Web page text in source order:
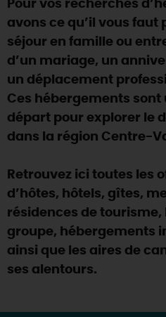
TOUTES LES
Visitesgourmandeset
Vins etvignobles
Chic, une aire de pique-
Par ici lesguinguettes
Que rapporter du Loiret ?
La Route desMétiers d'Art
TOUT L'ART
Des vacances
(re)Découvrir les
Expérimenterles
Une saison
Rendez-vous de
Des sorties en
Programme des
Où
SE REPÉRER,
INFOS &
RÉSERVER
Pour vos recherches
avons ce qu’il vous
séjour en famille ou
d’un mariage, un
un déplacement
Ces hébergements sont
départ pour explorer le
dans la région Centre-
Retrouvez ici toutes les
d’hôtes, hôtels, gîtes,
résidences de
groupe, hébergements
ainsi que les aires de
ses alentours.